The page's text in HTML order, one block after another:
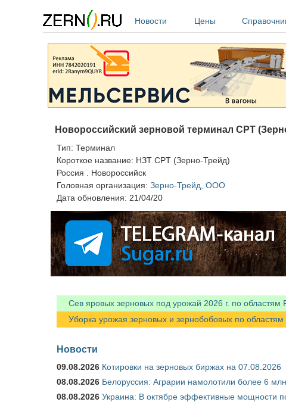
Новости
Цены
Новороссийский зерновой терминал CPT
Тип: Терминал
Короткое название: НЗТ CPT (Зерно-Трейд)
Россия
Новороссийск
Головная организация: Зерно-Трейд, ООО
Дата обновления: 21/04/20
Сев яровых зерновых под урожай 2026 г. по областям
Уборка урожая зерновых и зернобобовых по областям
Новости
09.08.2026 Котировки на зерновых биржах на 07.08.2026
08.08.2026 Белоруссия: Аграрии намолотили более 6
08.08.2026 Украина: В октябре эффективные мощности